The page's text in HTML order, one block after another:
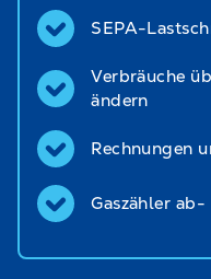
SEPA-
Verbräuche
ändern
Rechnungen
Gaszähler